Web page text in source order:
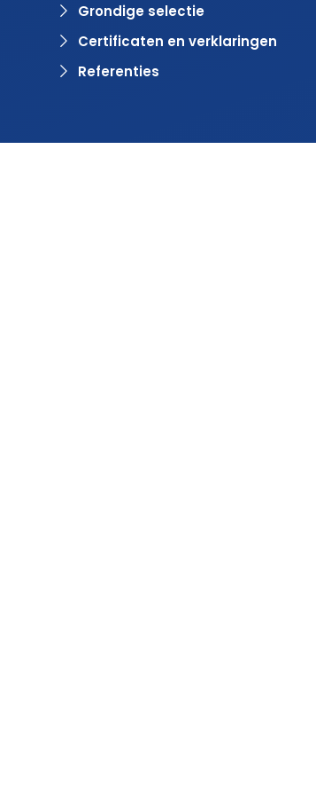
Grondige selectie
Certificaten en verklaringen
Referenties